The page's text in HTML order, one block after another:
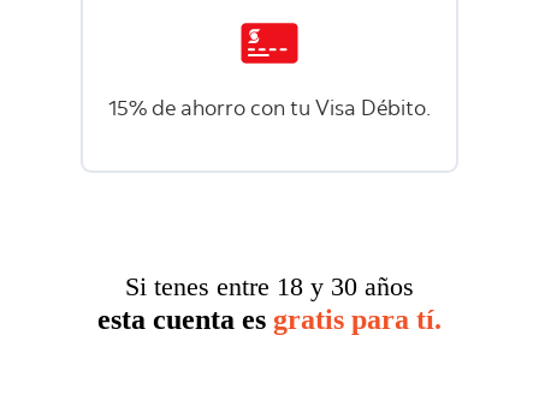
15% de ahorro con tu Visa Débito.
Si tenes entre 18 y 30 años
esta cuenta es gratis para tí.